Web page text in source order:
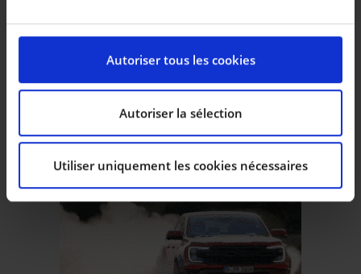
spécifiques (empreintes digitales).
Pour en savoir plus sur le traitement de vos données
personnelles et définir vos préférences, reportez-vous
à lasection « Détails ». Vous pouvez modifier ou
retirer votre consentement à tout moment à partir de
Les cookies nous permettent de personnaliser le
contenu et les annonces, d’offrir des fonctionnalités
relatives aux médias sociaux et d’analyser notre trafic.
Nous partageons également des informations sur
l’utilisation de notre site avec nos partenaires de
médias sociaux, de publicité et d’analyse, qui peuvent
Autoriser tous les cookies
Autoriser la sélection
Utiliser uniquement les cookies nécessaires